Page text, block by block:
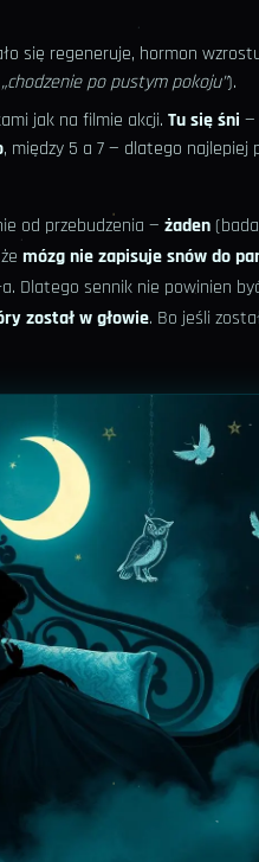
się regeneruje, hormon
„chodzenie po pustym pokoju”).
jak na filmie akcji. Tu się śni —
, między 5 a 7 — dlatego najlepiej
od przebudzenia — żaden
mózg nie zapisuje snów do
Dlatego sennik nie powinien
został w głowie. Bo jeśli